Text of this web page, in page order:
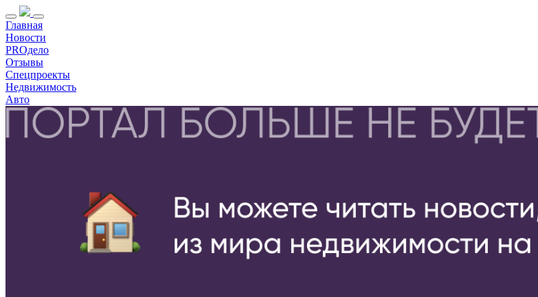
Главная
Новости
PROдело
Отзывы
Спецпроекты
Недвижимость
Авто